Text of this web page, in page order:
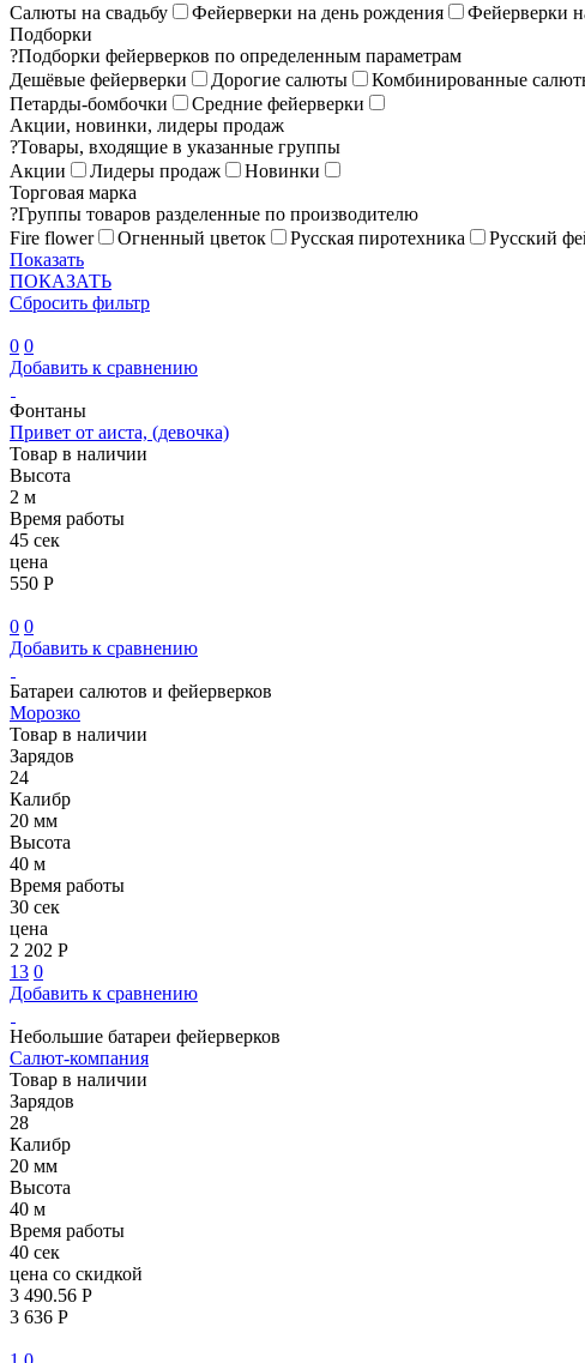
Салюты на свадьбу
Фейерверки на день рождения Фейерверки
Подборки
?Подборки фейерверков по определенным параметрам
Дешёвые фейерверки
Дорогие салюты Комбинированные
Петарды-бомбочки
Средние фейерверки
Акции, новинки, лидеры продаж
?Товары, входящие в указанные группы
Акции
Лидеры продаж
Новинки
Торговая марка
?Группы товаров разделенные по производителю
Fire flower
Огненный цветок Русская пиротехника Русский
Показать
ПОКАЗАТЬ
Сбросить фильтр
0 0
Добавить к сравнению
Фонтаны
Привет от аиста, (девочка)
Товар в наличии
Высота
2 м
Время работы
45 сек
цена
550 Р
0 0
Добавить к сравнению
Батареи салютов и фейерверков
Морозко
Товар в наличии
Зарядов
24
Калибр
20 мм
Высота
40 м
Время работы
30 сек
цена
2 202 Р
13 0
Добавить к сравнению
Небольшие батареи фейерверков
Салют-компания
Товар в наличии
Зарядов
28
Калибр
20 мм
Высота
40 м
Время работы
40 сек
цена со скидкой
3 490.56 Р
3 636 Р